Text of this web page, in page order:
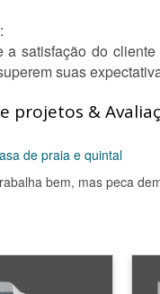
a satisfação do
suas
projetos &
de praia e quintal
bem, mas peca